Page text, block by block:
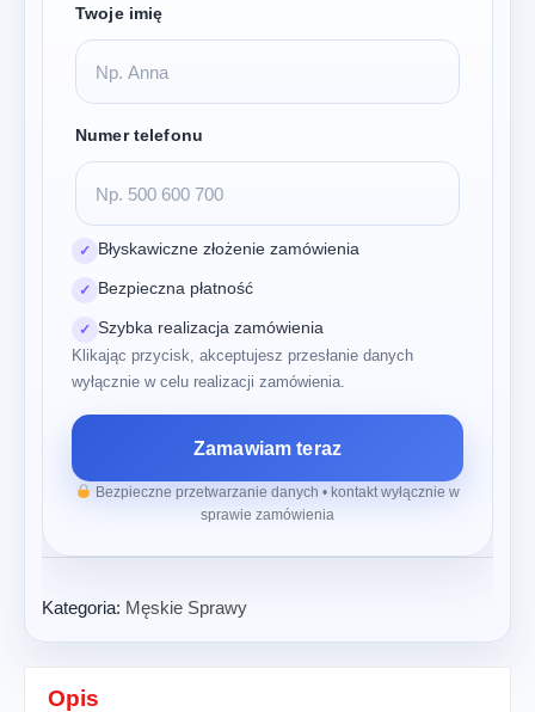
Twoje imię
Numer telefonu
✓ Błyskawiczne złożenie zamówienia
✓ Bezpieczna płatność
✓ Szybka realizacja zamówienia
Klikając przycisk, akceptujesz przesłanie danych
wyłącznie w celu realizacji zamówienia.
Zamawiam teraz
Bezpieczne przetwarzanie danych • kontakt wyłącznie w
sprawie zamówienia
Kategoria: Męskie Sprawy
Opis